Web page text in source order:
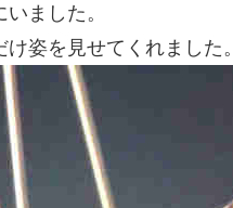
ました。
姿を見せてくれました。